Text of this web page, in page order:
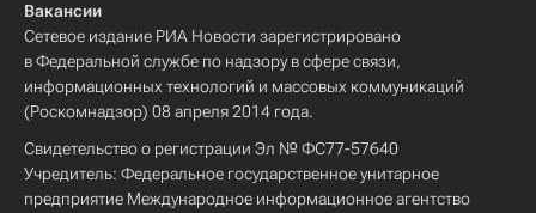
Вакансии
Сетевое издание РИА Новости зарегистрировано
в Федеральной службе по надзору в сфере связи,
информационных технологий и массовых коммуникаций
(Роскомнадзор) 08 апреля 2014 года.
Свидетельство о регистрации Эл № ФС77-57640
Учредитель: Федеральное государственное унитарное
предприятие Международное информационное агентство